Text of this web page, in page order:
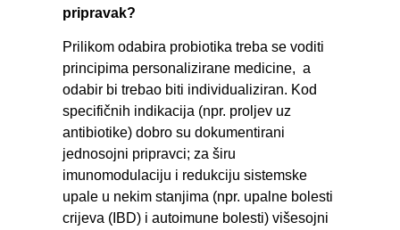
pripravak?
Prilikom odabira probiotika treba se voditi
principima personalizirane medicine, a
odabir bi trebao biti individualiziran. Kod
specifičnih indikacija (npr. proljev uz
antibiotike) dobro su dokumentirani
jednosojni pripravci; za širu
imunomodulaciju i redukciju sistemske
upale u nekim stanjima (npr. upalne bolesti
crijeva (IBD) i autoimune bolesti) višesojni